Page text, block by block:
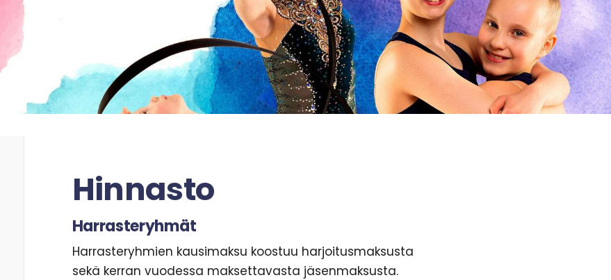
Hinnasto
Harrasteryhmät
Harrasteryhmien kausimaksu koostuu harjoitusmaksusta
sekä kerran vuodessa maksettavasta jäsenmaksusta.